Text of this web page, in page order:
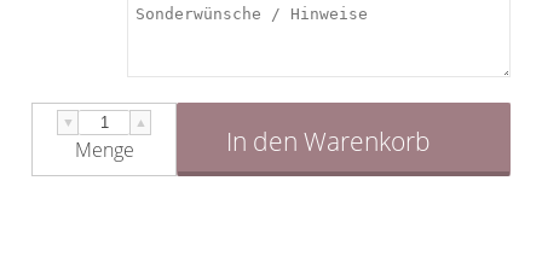
▼ ▲
Menge In den Warenkorb